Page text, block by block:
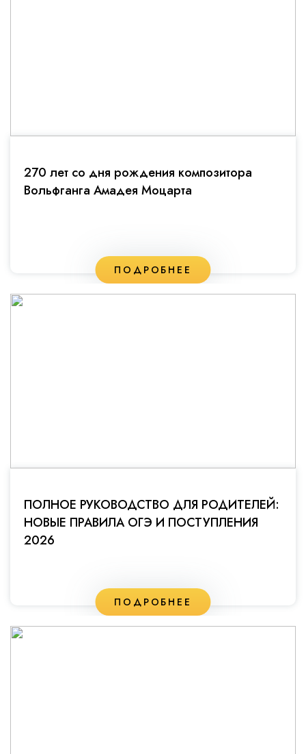
270 лет со дня рождения композитора
Вольфганга Амадея Моцарта
ПОДРОБНЕЕ
ПОЛНОЕ РУКОВОДСТВО ДЛЯ РОДИТЕЛЕЙ:
НОВЫЕ ПРАВИЛА ОГЭ И ПОСТУПЛЕНИЯ
2026
ПОДРОБНЕЕ